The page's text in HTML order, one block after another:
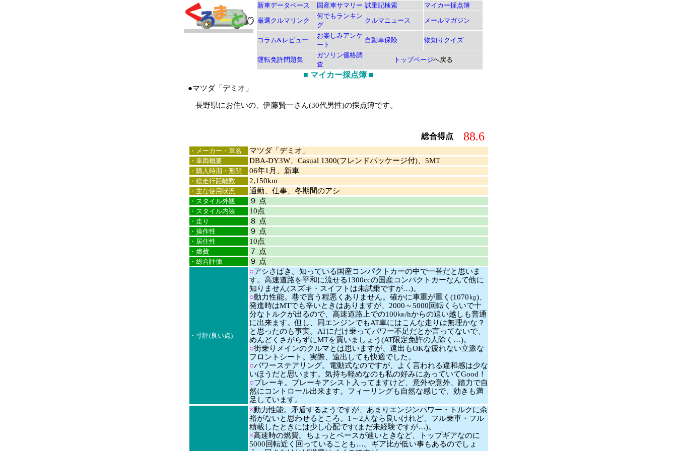
新車データベース 国産車サマリー 試乗記検索
マイカー採点簿
厳選クルマリンク
何でもランキン
グ
クルマニュース メールマガジン
コラム&レビュー
お楽しみアンケ
ート
自動車保険 物知りクイズ
運転免許問題集
ガソリン価格調
査
トップページへ戻る
■ マイカー採点簿 ■
●マツダ「デミオ」
長野県にお住いの、伊藤賢一さん(30代男性)の採点簿です。
総合得点 88.6
・メーカー・車名 マツダ「デミオ」
・車両概要 DBA-DY3W、Casual 1300(フレンドパッケージ付)、5MT
・購入時期・形態 06年1月、新車
・総走行距離数 2,150km
・主な使用状況 通勤、仕事、冬期間のアシ
・スタイル外観 ９ 点
・スタイル内装 10点
・走り ８ 点
・操作性 ９ 点
・居住性 10点
・燃費 ７ 点
・総合評価 ９ 点
・寸評(良い点)
○アシさばき。知っている国産コンパクトカーの中で一番だと思いま
す。高速道路を平和に流せる1300ccの国産コンパクトカーなんて他に
知りません(スズキ・スイフトは未試乗ですが…)。
○動力性能。巷で言う程悪くありません。確かに車重が重く(1070㎏)、
発進時はMTでも辛いときはありますが、2000～5000回転くらいで十
分なトルクが出るので、高速道路上での100㎞/hからの追い越しも普通
に出来ます。但し、同エンジンでもAT車にはこんな走りは無理かな？
と思ったのも事実。ATにだけ乗ってパワー不足だとか言ってないで、
めんどくさがらずにMTを買いましょう(AT限定免許の人除く…)。
○街乗りメインのクルマとは思いますが、遠出もOKな疲れない立派な
フロントシート。実際、遠出しても快適でした。
○パワーステアリング。電動式なのですが、よく言われる違和感は少な
いほうだと思います。気持ち軽めなのも私の好みにあっていてGood！
○ブレーキ。ブレーキアシスト入ってますけど、意外や意外、踏力で自
然にコントロール出来ます。フィーリングも自然な感じで、効きも満
足しています。
×動力性能。矛盾するようですが、あまりエンジンパワー・トルクに余
裕がないと思わせるところ。1～2人なら良いけれど、フル乗車・フル
積載したときには少し心配です(まだ未経験ですが…)。
×高速時の燃費。ちょっとペースが速いときなど、トップギアなのに
5000回転近く回っていることも…。ギア比が低い事もあるのでしょ